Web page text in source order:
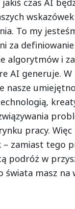
czas AI
To my
za
algorytmów i
AI generuje.
nasze
pracy. Więc
– zamiast tego
podróż w
świata masz na